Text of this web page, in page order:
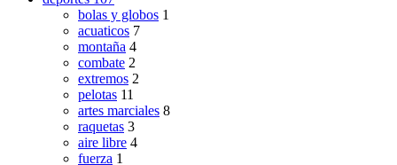
bolas y globos 1
acuaticos 7
montaña 4
combate 2
extremos 2
pelotas 11
artes marciales 8
raquetas 3
aire libre 4
fuerza 1